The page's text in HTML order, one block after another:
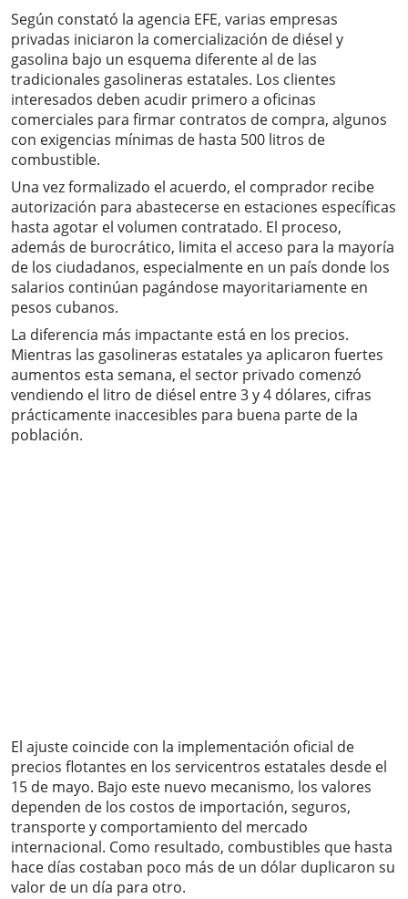
Según constató la agencia EFE, varias empresas
privadas iniciaron la comercialización de diésel y
gasolina bajo un esquema diferente al de las
tradicionales gasolineras estatales. Los clientes
interesados deben acudir primero a oficinas
comerciales para firmar contratos de compra, algunos
con exigencias mínimas de hasta 500 litros de
combustible.
Una vez formalizado el acuerdo, el comprador recibe
autorización para abastecerse en estaciones específicas
hasta agotar el volumen contratado. El proceso,
además de burocrático, limita el acceso para la mayoría
de los ciudadanos, especialmente en un país donde los
salarios continúan pagándose mayoritariamente en
pesos cubanos.
La diferencia más impactante está en los precios.
Mientras las gasolineras estatales ya aplicaron fuertes
aumentos esta semana, el sector privado comenzó
vendiendo el litro de diésel entre 3 y 4 dólares, cifras
prácticamente inaccesibles para buena parte de la
población.
El ajuste coincide con la implementación oficial de
precios flotantes en los servicentros estatales desde el
15 de mayo. Bajo este nuevo mecanismo, los valores
dependen de los costos de importación, seguros,
transporte y comportamiento del mercado
internacional. Como resultado, combustibles que hasta
hace días costaban poco más de un dólar duplicaron su
valor de un día para otro.